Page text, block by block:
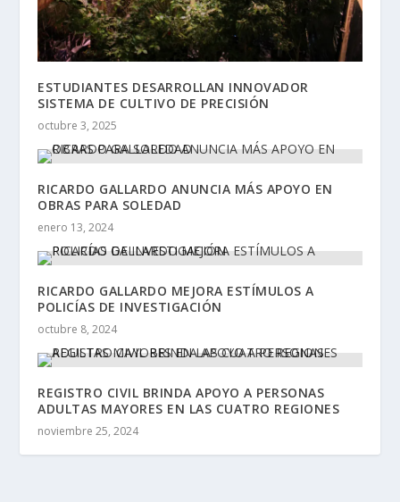
ESTUDIANTES DESARROLLAN INNOVADOR
SISTEMA DE CULTIVO DE PRECISIÓN
octubre 3, 2025
RICARDO GALLARDO ANUNCIA MÁS APOYO EN
OBRAS PARA SOLEDAD
enero 13, 2024
RICARDO GALLARDO MEJORA ESTÍMULOS A
POLICÍAS DE INVESTIGACIÓN
octubre 8, 2024
REGISTRO CIVIL BRINDA APOYO A PERSONAS
ADULTAS MAYORES EN LAS CUATRO REGIONES
noviembre 25, 2024